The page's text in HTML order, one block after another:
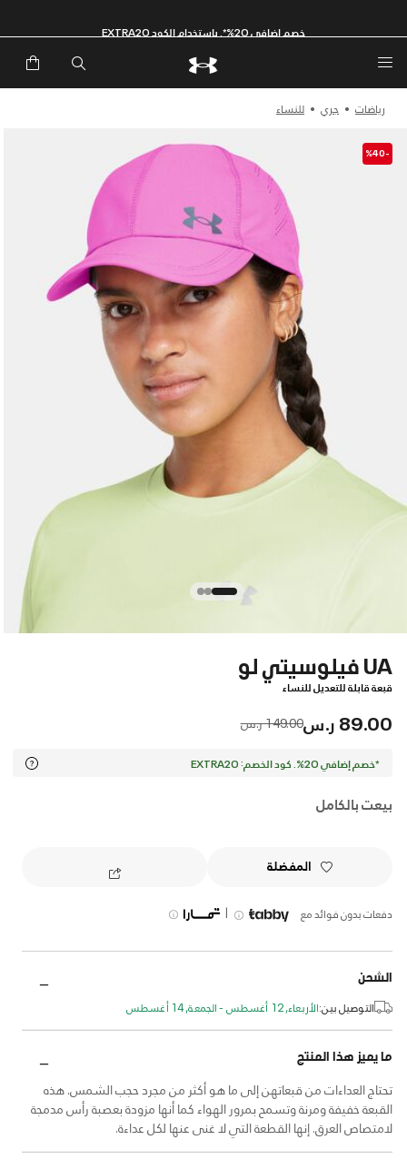
رياضات جري للنساء
-%40
UA فيلوسيتي لو
قبعة قابلة للتعديل للنساء
89.00 ر.س Price reduced from
149.00 ر.س to
*خصم إضافي 20%. كود الخصم: EXTRA20
بيعت بالكامل
المفضلة
دفعات بدون فوائد مع |
الشحن
التوصيل بين:الأربعاء, 12 أغسطس - الجمعة, 14 أغسطس
ما يميز هذا المنتج
تحتاج العداءات من قبعاتهن إلى ما هو أكثر من مجرد حجب الشمس. هذه
القبعة خفيفة ومرنة وتسمح بمرور الهواء كما أنها مزودة بعصبة رأس مدمجة
لامتصاص العرق. إنها القطعة التي لا غنى عنها لكل عداءة.